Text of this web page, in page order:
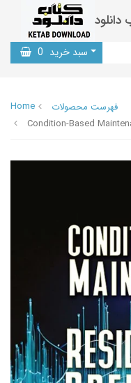
دانلود
سبد خرید 0
Home
فهرست محصولات
Condition-Based